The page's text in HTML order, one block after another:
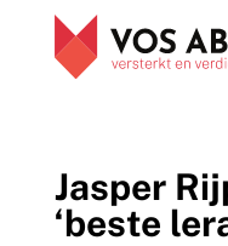
Jasper
‘beste